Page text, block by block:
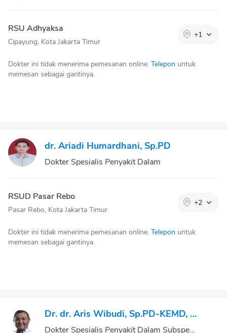
RSU Adhyaksa
Cipayung, Kota Jakarta Timur
+1
Dokter ini tidak menerima pemesanan online. Telepon untuk
memesan sebagai gantinya.
dr. Ariadi Humardhani, Sp.PD
Dokter Spesialis Penyakit Dalam
RSUD Pasar Rebo
Pasar Rebo, Kota Jakarta Timur
+2
Dokter ini tidak menerima pemesanan online. Telepon untuk
memesan sebagai gantinya.
Dr. dr. Aris Wibudi, Sp.PD-KEMD, CHT
Dokter Spesialis Penyakit Dalam Subspesialisasi Endokrin Metabolic Diabetes